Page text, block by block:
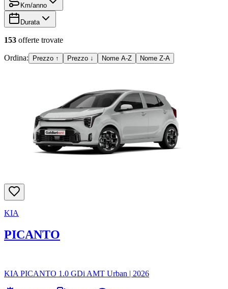
Km/anno
Durata
153 offerte trovate
Ordina: Prezzo ↑ Prezzo ↓ Nome A-Z Nome Z-A
KIA
PICANTO
KIA PICANTO 1.0 GDi AMT Urban | 2026